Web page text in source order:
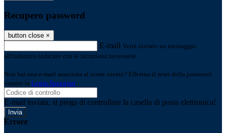
Recupero password
button close ×
E-mail Verrà inviato un messaggio
all'indirizzo indicato con le istruzioni necessarie.
Non hai una e-mail associata al nome utente? Effettua il reset della password
tramite la Login Spaggiari
E-mail inviata, si prega di controllare la casella di posta elettronica!
Errore